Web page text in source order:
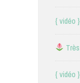
{ vidéo
{ vidéo